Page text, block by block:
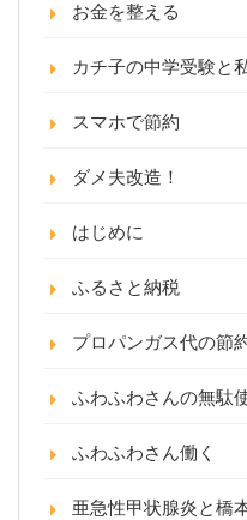
お金を整える
カチ子の中学受験と
スマホで節約
ダメ夫改造！
はじめに
ふるさと納税
プロパンガス代の節
ふわふわさんの無駄
ふわふわさん働く
亜急性甲状腺炎と橋